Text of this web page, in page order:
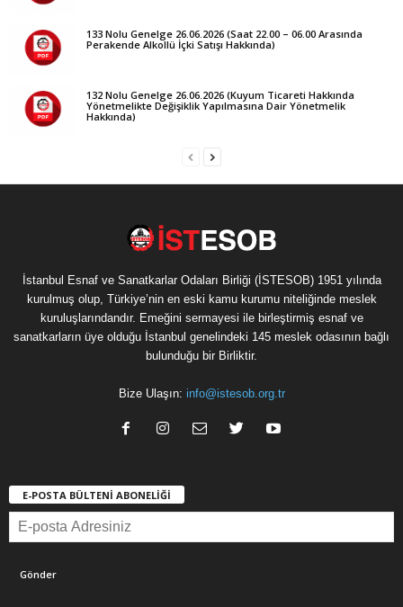
133 Nolu Genelge 26.06.2026 (Saat 22.00 – 06.00 Arasında
Perakende Alkollü İçki Satışı Hakkında)
132 Nolu Genelge 26.06.2026 (Kuyum Ticareti Hakkında
Yönetmelikte Değişiklik Yapılmasına Dair Yönetmelik
Hakkında)
İstanbul Esnaf ve Sanatkarlar Odaları Birliği (İSTESOB) 1951 yılında
kurulmuş olup, Türkiye’nin en eski kamu kurumu niteliğinde meslek
kuruluşlarındandır. Emeğini sermayesi ile birleştirmiş esnaf ve
sanatkarların üye olduğu İstanbul genelindeki 145 meslek odasının bağlı
bulunduğu bir Birliktir.
Bize Ulaşın: info@istesob.org.tr
E-POSTA BÜLTENİ ABONELİĞİ